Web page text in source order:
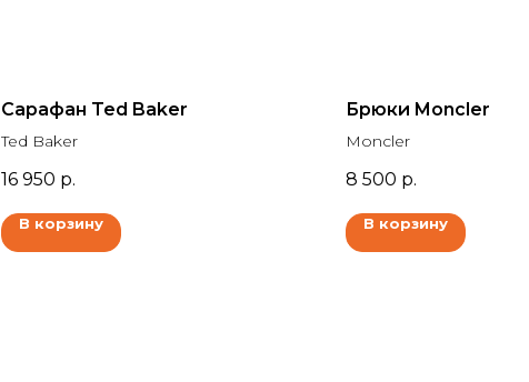
Сарафан Ted Baker
Ted Baker
16 950 р.
В корзину
Брюки Moncler
Moncler
8 500 р.
В корзину